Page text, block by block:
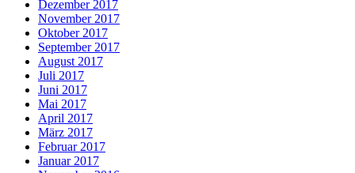
Dezember 2017
November 2017
Oktober 2017
September 2017
August 2017
Juli 2017
Juni 2017
Mai 2017
April 2017
März 2017
Februar 2017
Januar 2017